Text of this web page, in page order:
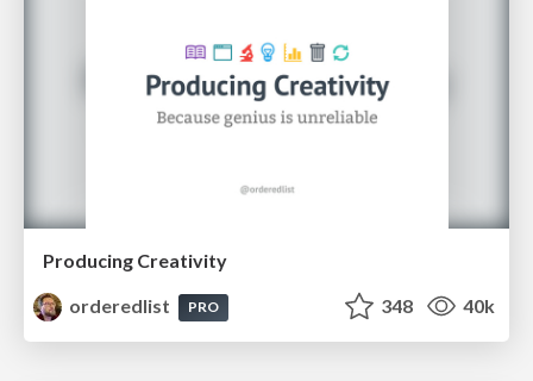
Producing Creativity
orderedlist
PRO 348 40k